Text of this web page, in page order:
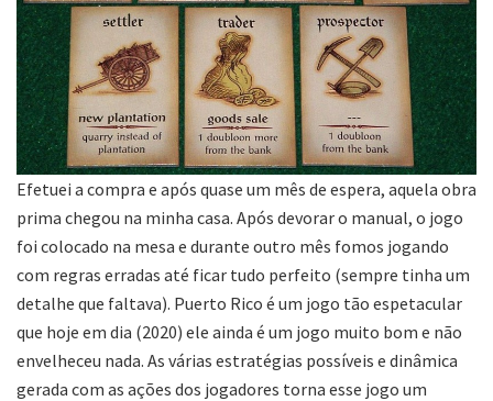
Efetuei a compra e após quase um mês de espera, aquela obra
prima chegou na minha casa. Após devorar o manual, o jogo
foi colocado na mesa e durante outro mês fomos jogando
com regras erradas até ficar tudo perfeito (sempre tinha um
detalhe que faltava). Puerto Rico é um jogo tão espetacular
que hoje em dia (2020) ele ainda é um jogo muito bom e não
envelheceu nada. As várias estratégias possíveis e dinâmica
gerada com as ações dos jogadores torna esse jogo um